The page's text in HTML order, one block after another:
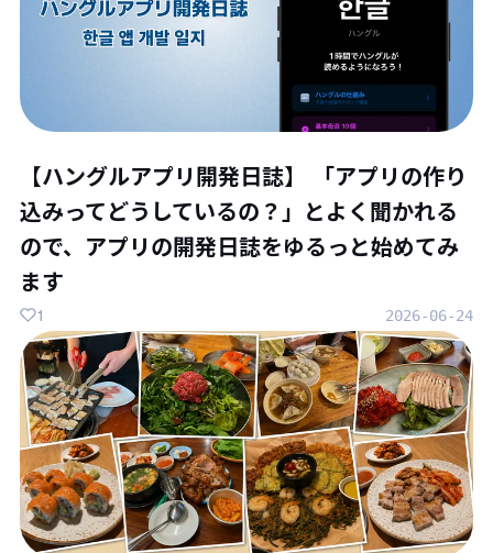
【ハングルアプリ開発日誌】 「アプリの作り
込みってどうしているの？」とよく聞かれる
ので、アプリの開発日誌をゆるっと始めてみ
ます
2026-06-24
1